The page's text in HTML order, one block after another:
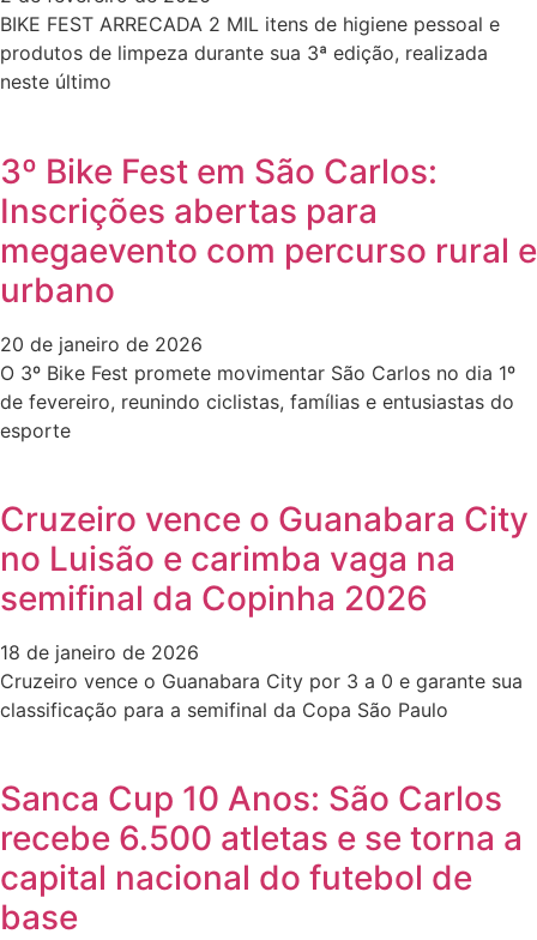
BIKE FEST ARRECADA 2 MIL itens de higiene pessoal e
produtos de limpeza durante sua 3ª edição, realizada
neste último
3º Bike Fest em São Carlos:
Inscrições abertas para
megaevento com percurso rural e
urbano
20 de janeiro de 2026
O 3º Bike Fest promete movimentar São Carlos no dia 1º
de fevereiro, reunindo ciclistas, famílias e entusiastas do
esporte
Cruzeiro vence o Guanabara City
no Luisão e carimba vaga na
semifinal da Copinha 2026
18 de janeiro de 2026
Cruzeiro vence o Guanabara City por 3 a 0 e garante sua
classificação para a semifinal da Copa São Paulo
Sanca Cup 10 Anos: São Carlos
recebe 6.500 atletas e se torna a
capital nacional do futebol de
base